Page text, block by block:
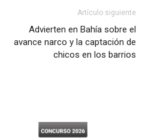
Artículo siguiente
Advierten en Bahía sobre el
avance narco y la captación de
chicos en los barrios